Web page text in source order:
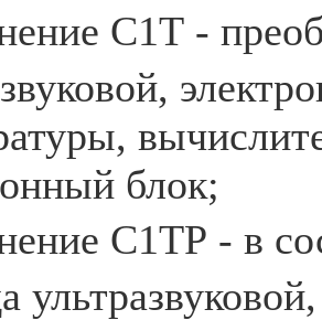
С1Т -
блок;
С1ТР - в